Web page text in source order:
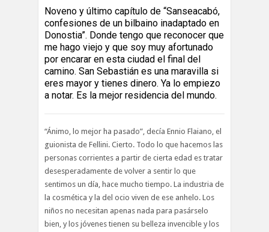
Noveno y último capítulo de “Sanseacabó,
confesiones de un bilbaino inadaptado en
Donostia”. Donde tengo que reconocer que
me hago viejo y que soy muy afortunado
por encarar en esta ciudad el final del
camino. San Sebastián es una maravilla si
eres mayor y tienes dinero. Ya lo empiezo
a notar. Es la mejor residencia del mundo.
“Ánimo, lo mejor ha pasado”, decía Ennio Flaiano, el
guionista de Fellini. Cierto. Todo lo que hacemos las
personas corrientes a partir de cierta edad es tratar
desesperadamente de volver a sentir lo que
sentimos un día, hace mucho tiempo. La industria de
la cosmética y la del ocio viven de ese anhelo. Los
niños no necesitan apenas nada para pasárselo
bien, y los jóvenes tienen su belleza invencible y los